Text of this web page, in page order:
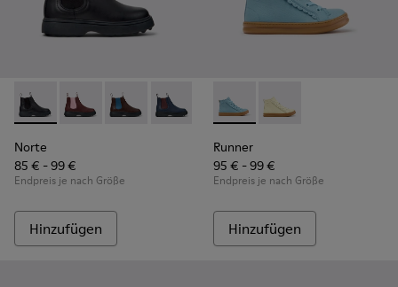
Norte - K900149-001 - Schwarze Lederstiefeletten für
Norte - K900149-026
Norte - K900149-025
Norte - K900149-024
Norte - K900149-023
Norte - K900149-022
Norte -
Norte
85 € - 99 €
Endpreis je nach Größe
Hinzufügen
Runner - K900421-001 -
Runner - K900421-
Runner
95 € - 99 €
Endpreis je nach Größe
Hinzufügen